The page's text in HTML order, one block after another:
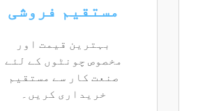
مستقیم فروشی
بہترین قیمت اور
مخصوص چونٹوں کے لئے
صنعت کار سے مستقیم
خریداری کریں۔